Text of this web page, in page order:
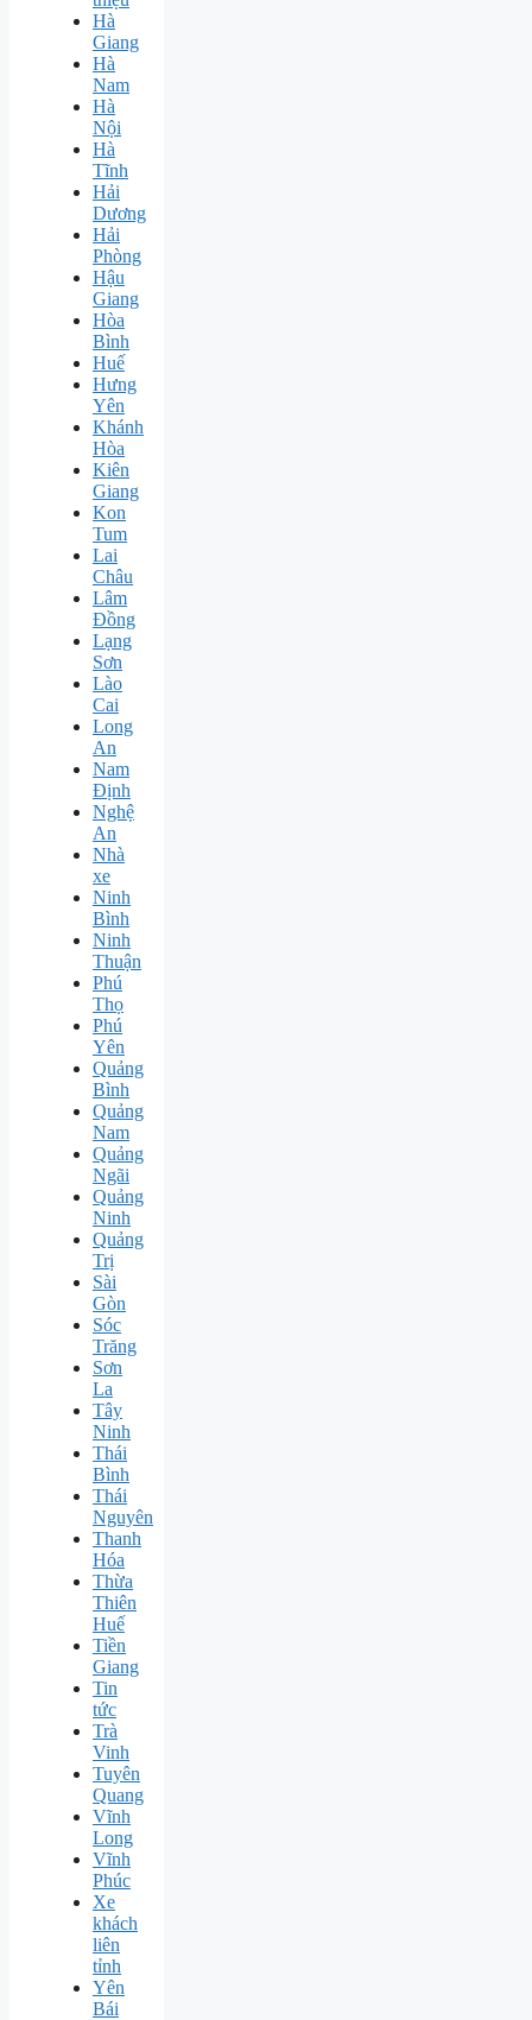
Hà
Giang
Hà
Nam
Hà
Nội
Hà
Tĩnh
Hải
Dương
Hải
Phòng
Hậu
Giang
Hòa
Bình
Huế
Hưng
Yên
Khánh
Hòa
Kiên
Giang
Kon
Tum
Lai
Châu
Lâm
Đồng
Lạng
Sơn
Lào
Cai
Long
An
Nam
Định
Nghệ
An
Nhà
xe
Ninh
Bình
Ninh
Thuận
Phú
Thọ
Phú
Yên
Quảng
Bình
Quảng
Nam
Quảng
Ngãi
Quảng
Ninh
Quảng
Trị
Sài
Gòn
Sóc
Trăng
Sơn
La
Tây
Ninh
Thái
Bình
Thái
Nguyên
Thanh
Hóa
Thừa
Thiên
Huế
Tiền
Giang
Tin
tức
Trà
Vinh
Tuyên
Quang
Vĩnh
Long
Vĩnh
Phúc
Xe
khách
liên
tỉnh
Yên
Bái